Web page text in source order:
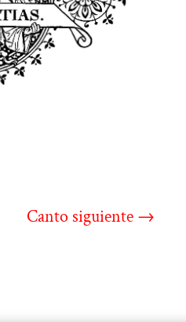
Canto siguiente→